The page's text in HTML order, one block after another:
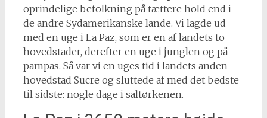
oprindelige befolkning på tættere hold end i
de andre Sydamerikanske lande. Vi lagde ud
med en uge i La Paz, som er en af landets to
hovedstader, derefter en uge i junglen og på
pampas. Så var vi en uges tid i landets anden
hovedstad Sucre og sluttede af med det bedste
til sidste: nogle dage i saltørkenen.